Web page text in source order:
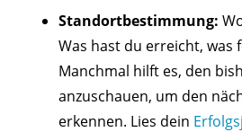
Standortbestimmung:
Was hast du erreicht, was
Manchmal hilft es, den
anzuschauen, um den
erkennen. Lies dein